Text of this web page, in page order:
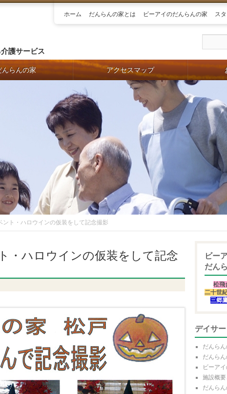
護サービス
ホーム だんらんの家とは ビーアイのだんらんの家 ス
んらんの家 アクセスマップ
ント・ハロウインの仮装をして記念撮影
・ハロウインの仮装をして記念
ビー
だん
松飛
二十世
三郷
デイサ
だんら
だんら
ビーア
施設概
だんら